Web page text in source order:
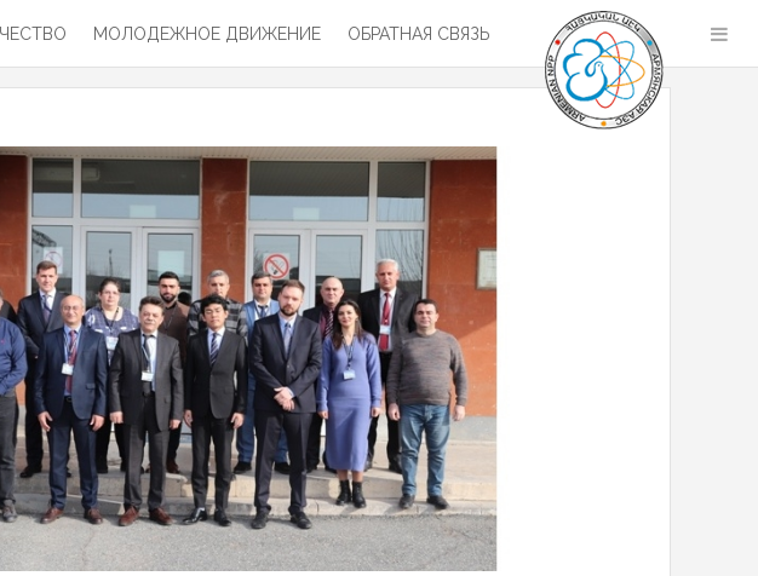
МОЛОДЕЖНОЕ ДВИЖЕНИЕ ОБРАТНАЯ СВЯЗЬ